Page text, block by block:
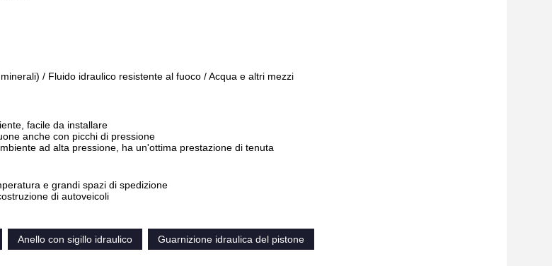
/ Fluido idraulico resistente al fuoco / Acqua e altri mezzi
facile da installare
anche con picchi di pressione
ad alta pressione, ha un'ottima prestazione di tenuta
e grandi spazi di spedizione
di autoveicoli
Anello con sigillo idraulico Guarnizione idraulica del pistone